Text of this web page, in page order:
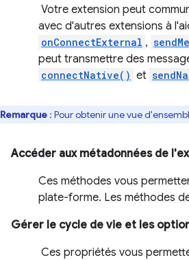
Votre extension peut
avec d'autres extensions à
onConnectExternal ,
peut transmettre des
connectNative() et
Remarque : Pour obtenir une vue
Accéder aux métadonnées de
Ces méthodes vous
plate-forme. Les méthodes
Gérer le cycle de vie et les
Ces propriétés vous